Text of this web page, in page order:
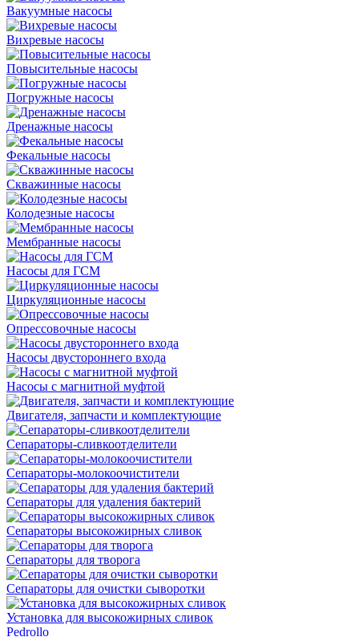
Вакуумные насосы
Вихревые насосы
Повысительные насосы
Погружные насосы
Дренажные насосы
Фекальные насосы
Скважинные насосы
Колодезные насосы
Мембранные насосы
Насосы для ГСМ
Циркуляционные насосы
Опрессовочные насосы
Насосы двустороннего входа
Насосы с магнитной муфтой
Двигателя, запчасти и комплектующие
Сепараторы-сливкоотделители
Сепараторы-молокоочистители
Сепараторы для удаления бактерий
Сепараторы высокожирных сливок
Сепараторы для творога
Сепараторы для очистки сыворотки
Установка для высокожирных сливок
Pedrollo